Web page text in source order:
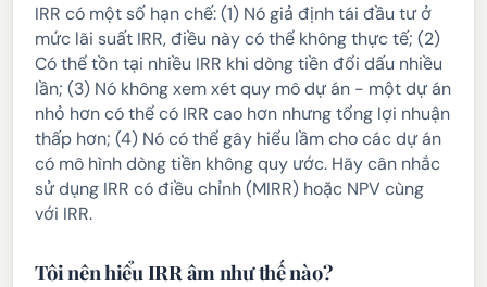
IRR có một số hạn chế: (1) Nó giả định tái đầu tư ở
mức lãi suất IRR, điều này có thể không thực tế; (2)
Có thể tồn tại nhiều IRR khi dòng tiền đổi dấu nhiều
lần; (3) Nó không xem xét quy mô dự án - một dự án
nhỏ hơn có thể có IRR cao hơn nhưng tổng lợi nhuận
thấp hơn; (4) Nó có thể gây hiểu lầm cho các dự án
có mô hình dòng tiền không quy ước. Hãy cân nhắc
sử dụng IRR có điều chỉnh (MIRR) hoặc NPV cùng
với IRR.
Tôi nên hiểu IRR âm như thế nào?